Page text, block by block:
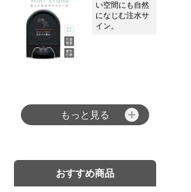
い空間にも自然
になじむ注水サ
イン。
もっと見る
おすすめ商品